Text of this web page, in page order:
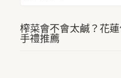
榨菜會不會太鹹？花
手禮推薦